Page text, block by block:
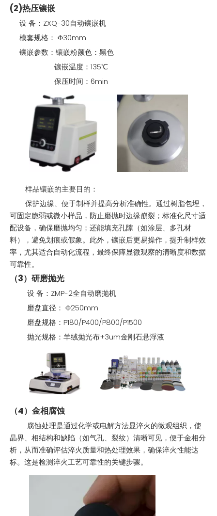
(2)热压镶嵌
设 备：ZXQ-30自动镶嵌机
模套规格： Φ30mm
镶嵌参数：镶嵌粉颜色：黑色
镶嵌温度：135℃
保压时间：6min
样品镶嵌的主要目的：
保护边缘、便于制样并提高分析准确性。通过树脂包埋，
可固定脆弱或微小样品，防止磨抛时边缘崩裂；标准化尺寸适
配设备，确保磨抛均匀；还能填充孔隙（如涂层、多孔材
料），避免划痕或假象。此外，镶嵌后更易操作，提升制样效
率，尤其适合自动化流程，最终保障显微观察的清晰度和数据
可靠性。
（3）研磨抛光
设 备：ZMP-2全自动磨抛机
磨盘直径： Φ250mm
磨盘规格：P180/P400/P800/P1500
抛光规格：羊绒抛光布+3um金刚石悬浮液
（4）金相腐蚀
腐蚀处理是通过化学或电解方法显淬火的微观组织，使
晶界、相结构和缺陷（如气孔、裂纹）清晰可见，便于金相分
析，从而准确评估淬火质量和热处理效果，确保淬火性能达
标。这是检测淬火工艺可靠性的关键步骤。